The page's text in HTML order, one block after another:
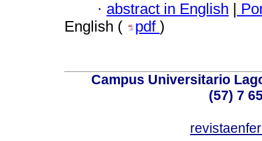
· abstract in English
English (
pdf )
Campus Universitario
(57) 7